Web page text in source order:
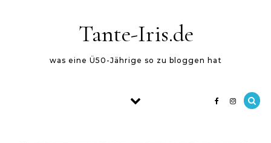
Tante-Iris.de
was eine Ü50-Jährige so zu bloggen hat